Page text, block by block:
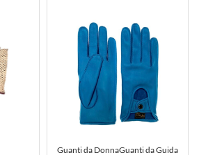
Guanti da DonnaGuanti da Guida